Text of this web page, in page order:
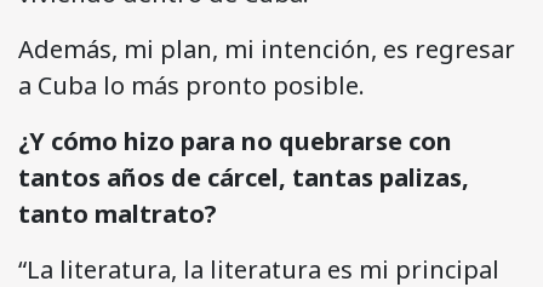
Además, mi plan, mi intención, es regresar
a Cuba lo más pronto posible.
¿Y cómo hizo para no quebrarse con
tantos años de cárcel, tantas palizas,
tanto maltrato?
“La literatura, la literatura es mi principal